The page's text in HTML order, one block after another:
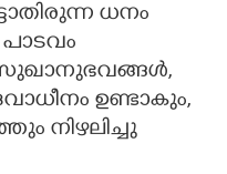
ധനം
സുഖാനുഭവങ്ങള്‍,
ഉണ്ടാകും,
നിഴലിച്ചു